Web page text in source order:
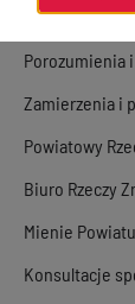
Porozumienia
Zamierzenia i
Powiatowy
Biuro Rzeczy
Mienie
Konsultacje